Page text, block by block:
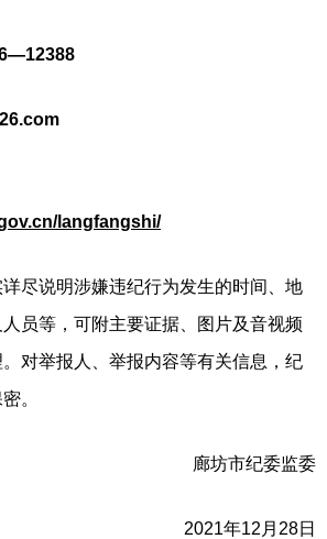
langfangshi/
说明涉嫌违纪行为发生的时间、地
员等，可附主要证据、图片及音视频
对举报人、举报内容等有关信息，纪
。
廊坊市纪委监委
2021年12月28日